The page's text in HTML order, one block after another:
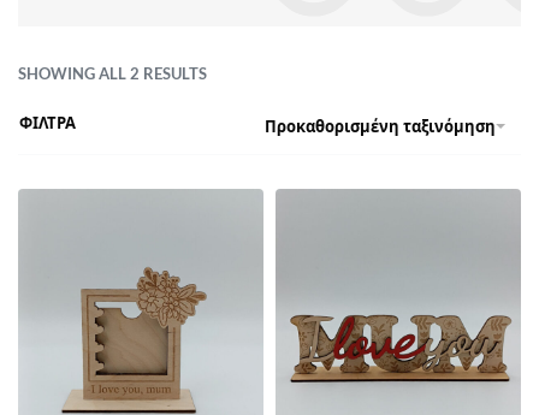
SHOWING ALL 2 RESULTS
Προκαθορισμένη ταξινόμηση
ΦΙΛΤΡΑ